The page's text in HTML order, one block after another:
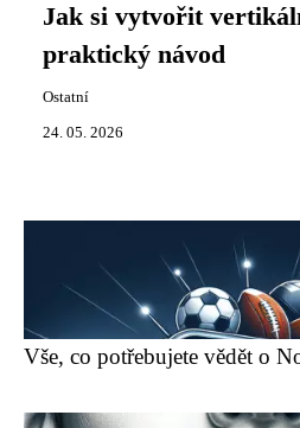
Jak si vytvořit
praktický návod
Ostatní
24. 05. 2026
Vše, co potřebujete vědět o